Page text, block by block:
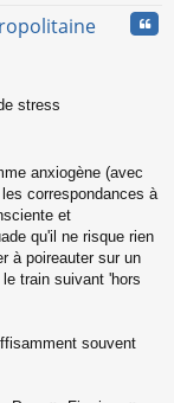
stress
anxiogène (avec
correspondances à
et
qu'il ne risque rien
à poireauter sur un
train suivant 'hors
souvent